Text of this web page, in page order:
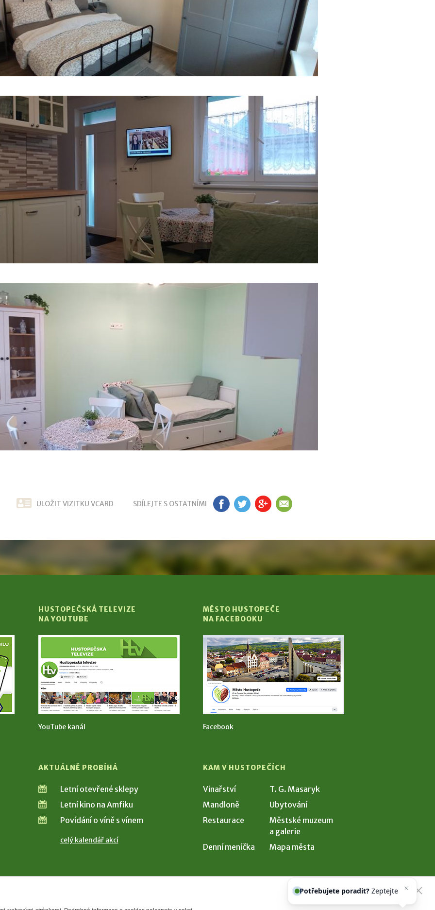
ULOŽIT VIZITKU VCARD SDÍLEJTE S OSTATNÍMI FB TW G+ EM
HUSTOPEČSKÁ TELEVIZE
NA YOUTUBE
YouTube kanál
MĚSTO HUSTOPEČE
NA FACEBOOKU
Facebook
AKTUÁLNĚ PROBÍHÁ
Letní otevřené sklepy
Letní kino na Amfiku
Povídání o víně s vínem
celý kalendář akcí
KAM V HUSTOPEČÍCH
Vinařství
T. G. Masaryk
Mandloně
Ubytování
Restaurace
Městské muzeum
a galerie
Denní meníčka
Mapa města
našeho asistentaChettyho.